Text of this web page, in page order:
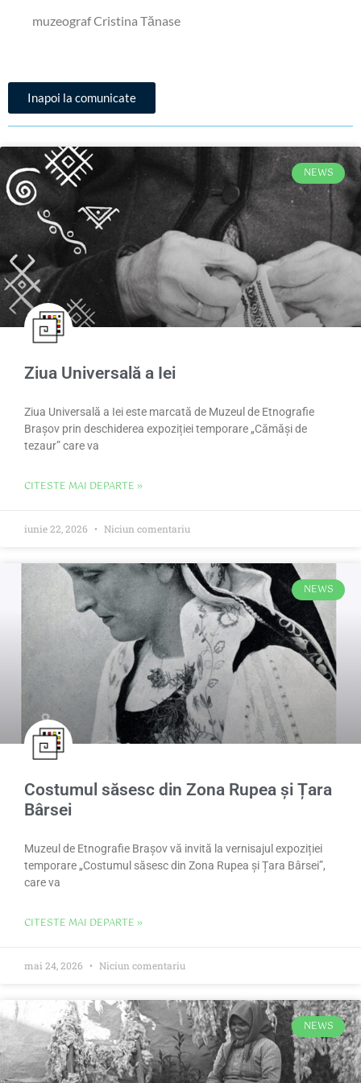
muzeograf Cristina Tănase
Inapoi la comunicate
NEWS
Ziua Universală a Iei
Ziua Universală a Iei este marcată de Muzeul de Etnografie
Brașov prin deschiderea expoziției temporare „Cămăși de
tezaur” care va
CITESTE MAI DEPARTE »
iunie 22, 2026 Niciun comentariu
NEWS
Costumul săsesc din Zona Rupea și Țara
Bârsei
Muzeul de Etnografie Brașov vă invită la vernisajul expoziției
temporare „Costumul săsesc din Zona Rupea și Țara Bârsei”,
care va
CITESTE MAI DEPARTE »
mai 24, 2026 Niciun comentariu
NEWS